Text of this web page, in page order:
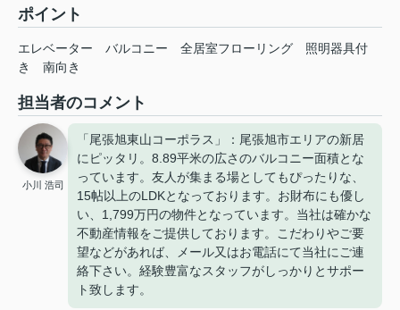
ポイント
エレベーター バルコニー 全居室フローリング
照明器具付
き
南向き
担当者のコメント
小川 浩司
「尾張旭東山コーポラス」：尾張旭市エリアの新居
にピッタリ。8.89平米の広さのバルコニー面積とな
っています。友人が集まる場としてもぴったりな、
15帖以上のLDKとなっております。お財布にも優し
い、1,799万円の物件となっています。当社は確かな
不動産情報をご提供しております。こだわりやご要
望などがあれば、メール又はお電話にて当社にご連
絡下さい。経験豊富なスタッフがしっかりとサポー
ト致します。